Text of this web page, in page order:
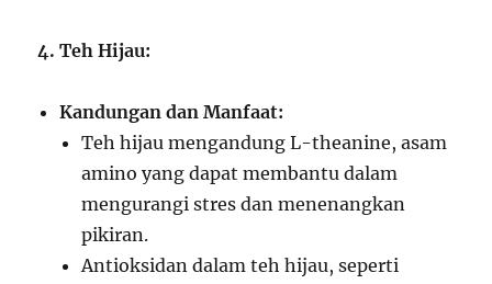
4. Teh Hijau:
Kandungan dan Manfaat:
Teh hijau mengandung L-theanine, asam
amino yang dapat membantu dalam
mengurangi stres dan menenangkan
pikiran.
Antioksidan dalam teh hijau, seperti